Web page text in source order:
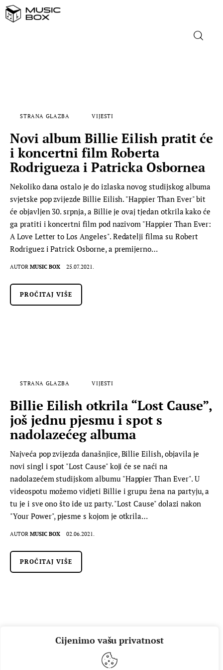
Cijenimo vašu privatnost
FILM
MUSIC BOX
STRANA GLAZBA VIJESTI
Novi album Billie Eilish pratit će
i koncertni film Roberta
Rodrigueza i Patricka Osbornea
Nekoliko dana ostalo je do izlaska novog studijskog albuma
svjetske pop zvijezde Billie Eilish. "Happier Than Ever" bit
će objavljen 30. srpnja, a Billie je ovaj tjedan otkrila kako će
ga pratiti i koncertni film pod nazivom "Happier Than Ever:
A Love Letter to Los Angeles". Redatelji filma su Robert
Rodriguez i Patrick Osborne, a premijerno…
AUTOR MUSIC BOX 25.07.2021.
PROČITAJ VIŠE
STRANA GLAZBA VIJESTI
Billie Eilish otkrila “Lost Cause”,
još jednu pjesmu i spot s
nadolazećeg albuma
Najveća pop zvijezda današnjice, Billie Eilish, objavila je
novi singl i spot "Lost Cause" koji će se naći na
nadolazećem studijskom albumu "Happier Than Ever". U
videospotu možemo vidjeti Billie i grupu žena na partyju, a
tu je i sve ono što ide uz party. "Lost Cause" dolazi nakon
"Your Power", pjesme s kojom je otkrila…
AUTOR MUSIC BOX 02.06.2021.
PROČITAJ VIŠE